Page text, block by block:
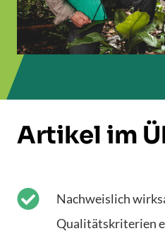
Artikel im
Nachweislich
Qualitätskriterien